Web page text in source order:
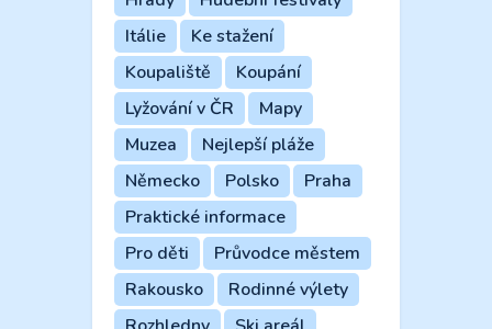
Itálie
Ke stažení
Koupaliště
Koupání
Lyžování v ČR
Mapy
Muzea
Nejlepší pláže
Německo
Polsko
Praha
Praktické informace
Pro děti
Průvodce městem
Rakousko
Rodinné výlety